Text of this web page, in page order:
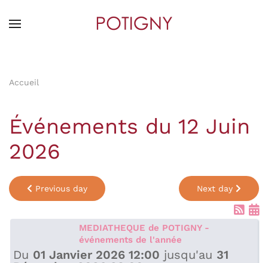
content
Accueil
Événements du 12 Juin
2026
Previous day Next day
MEDIATHEQUE de POTIGNY -
événements de l'année
Du 01 Janvier 2026 12:00 jusqu'au 31